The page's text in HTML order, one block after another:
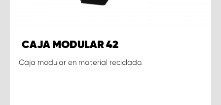
CAJA MODULAR 42
Caja modular en material reciclado.